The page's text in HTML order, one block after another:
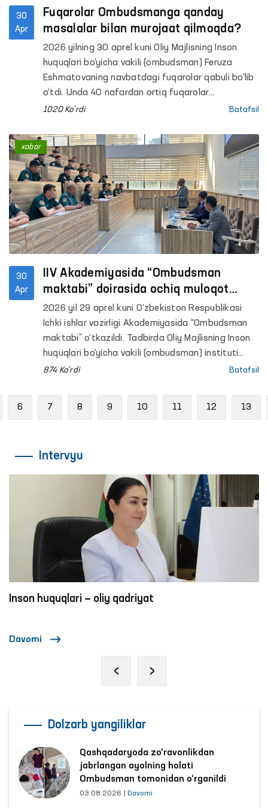
30
Apr
Fuqarolar Ombudsmanga qanday
masalalar bilan murojaat qilmoqda?
2026 yilning 30 aprel kuni Oliy Majlisning Inson
huquqlari bo‘yicha vakili (ombudsman) Feruza
Eshmatovaning navbatdagi fuqarolar qabuli bo‘lib
o‘tdi. Unda 40 nafardan ortiq fuqarolar
murojaatlari tinglandi.
1020 Ko'rdi Batafsil
30
Apr
IIV Akademiyasida “Ombudsman
maktabi” doirasida ochiq muloqot
o‘tkazildi
2026 yil 29 aprel kuni O‘zbekiston Respublikasi
Ichki ishlar vazirligi Akademiyasida “Ombudsman
maktabi” o‘tkazildi. Tadbirda Oliy Majlisning Inson
huquqlari bo‘yicha vakili (ombudsman) instituti
vakillari, IIV Akademiyasi professor-o‘qituvchilari,
874 Ko'rdi Batafsil
xabar
6 7 8 9 10 11 12 13
Intervyu
Inson huquqlari — oliy qadriyat
Davomi
‹ ›
Dolzarb yangiliklar
Qashqadaryoda zo‘ravonlikdan
jabrlangan ayolning holati
Ombudsman tomonidan o‘rganildi
03.08.2026 Davomi